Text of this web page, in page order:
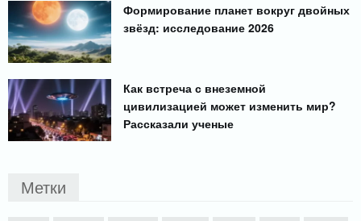
Формирование планет вокруг двойных
звёзд: исследование 2026
Как встреча с внеземной
цивилизацией может изменить мир?
Рассказали ученые
Метки